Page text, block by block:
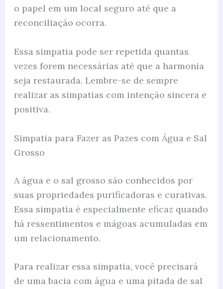
o papel em um local seguro até que a
reconciliação ocorra.
Essa simpatia pode ser repetida quantas
vezes forem necessárias até que a harmonia
seja restaurada. Lembre-se de sempre
realizar as simpatias com intenção sincera e
positiva.
Simpatia para Fazer as Pazes com Água e Sal
Grosso
A água e o sal grosso são conhecidos por
suas propriedades purificadoras e curativas.
Essa simpatia é especialmente eficaz quando
há ressentimentos e mágoas acumuladas em
um relacionamento.
Para realizar essa simpatia, você precisará
de uma bacia com água e uma pitada de sal